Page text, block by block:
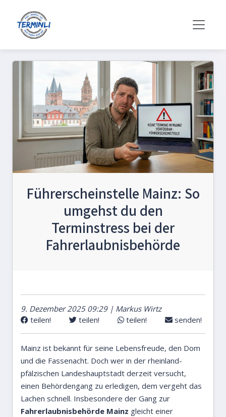
Führerscheinstelle Mainz: So
umgehst du den
Terminstress bei der
Fahrerlaubnisbehörde
9. Dezember 2025 09:29 | Markus Wirtz
teilen!
teilen! teilen! senden!
Mainz ist bekannt für seine Lebensfreude, den Dom
und die Fassenacht. Doch wer in der rheinland-
pfälzischen Landeshauptstadt derzeit versucht,
einen Behördengang zu erledigen, dem vergeht das
Lachen schnell. Insbesondere der Gang zur
Fahrerlaubnisbehörde Mainz gleicht einer